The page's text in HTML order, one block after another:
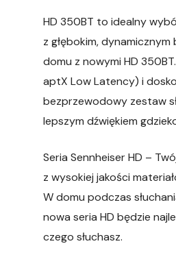
HD 350BT to idealny
z głębokim,
domu z nowymi HD
aptX Low Latency) i
bezprzewodowy zestaw
lepszym dźwiękiem
Seria Sennheiser HD –
z wysokiej jakości
W domu podczas
nowa seria HD będzie
czego słuchasz.